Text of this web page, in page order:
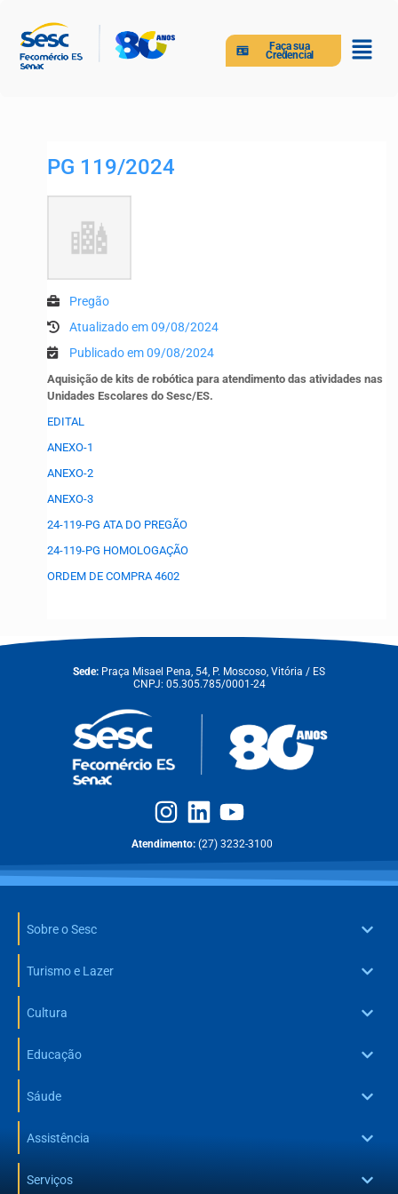
Faça sua
Credencial
PG 119/2024
Pregão
Atualizado em 09/08/2024
Publicado em 09/08/2024
Aquisição de kits de robótica para atendimento das atividades nas
Unidades Escolares do Sesc/ES.
EDITAL
ANEXO-1
ANEXO-2
ANEXO-3
24-119-PG ATA DO PREGÃO
24-119-PG HOMOLOGAÇÃO
ORDEM DE COMPRA 4602
Sede: Praça Misael Pena, 54, P. Moscoso, Vitória / ES
CNPJ: 05.305.785/0001-24
Atendimento: (27) 3232-3100
Sobre o Sesc
Turismo e Lazer
Cultura
Educação
Sáude
Assistência
Serviços